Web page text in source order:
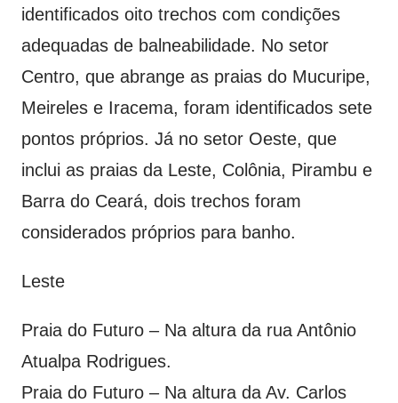
identificados oito trechos com condições
adequadas de balneabilidade. No setor
Centro, que abrange as praias do Mucuripe,
Meireles e Iracema, foram identificados sete
pontos próprios. Já no setor Oeste, que
inclui as praias da Leste, Colônia, Pirambu e
Barra do Ceará, dois trechos foram
considerados próprios para banho.
Leste
Praia do Futuro – Na altura da rua Antônio
Atualpa Rodrigues.
Praia do Futuro – Na altura da Av. Carlos